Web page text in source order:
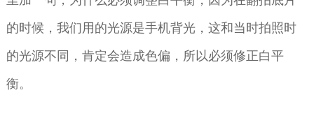
的时候，我们用的光源是手机背光，这和当时拍照时
的光源不同，肯定会造成色偏，所以必须修正白平
衡。